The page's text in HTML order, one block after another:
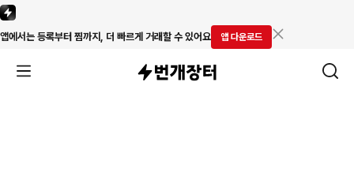
앱에서는 등록부터 찜까지, 더 빠르게 거래할 수 있어요 앱 다운로드